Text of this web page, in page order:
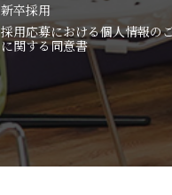
新卒採用
採用応募における個人情報の
に関する同意書